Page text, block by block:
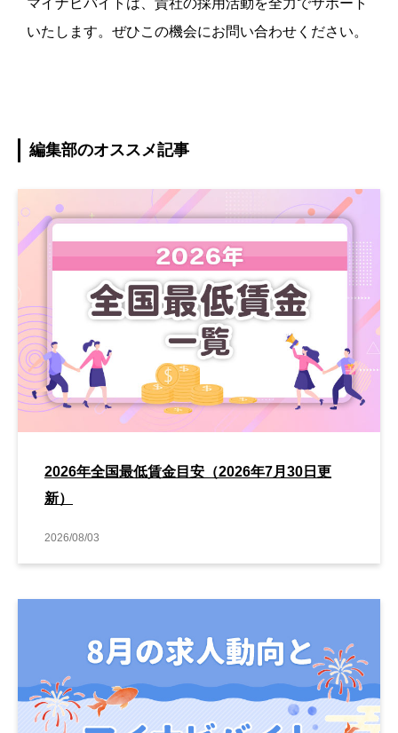
いたします。ぜひこの機会にお問い合わせください。
編集部のオススメ記事
2026年全国最低賃金目安（2026年7月30日更
新）
2026/08/03